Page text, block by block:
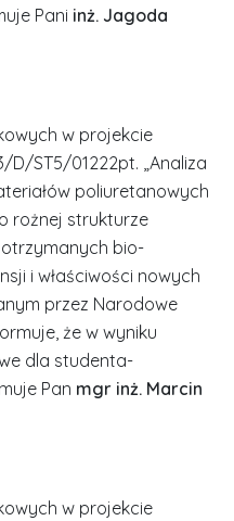
Pani inż. Jagoda
w projekcie
D/ST5/01222pt. „Analiza
poliuretanowych
rożnej strukturze
otrzymanych bio-
i właściwości nowych
przez Narodowe
że w wyniku
dla studenta-
Pan mgr inż. Marcin
w projekcie